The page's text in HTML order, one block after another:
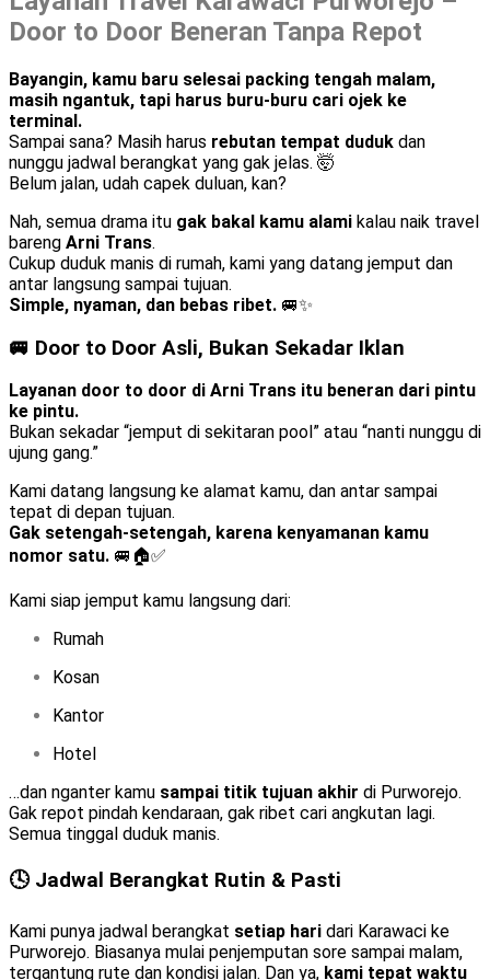
Door to Door Beneran Tanpa Repot
Bayangin, kamu baru selesai packing tengah malam,
masih ngantuk, tapi harus buru-buru cari ojek ke
terminal.
Sampai sana? Masih harus rebutan tempat duduk dan
nunggu jadwal berangkat yang gak jelas. 🤯
Belum jalan, udah capek duluan, kan?
Nah, semua drama itu gak bakal kamu alami kalau naik travel
bareng Arni Trans.
Cukup duduk manis di rumah, kami yang datang jemput dan
antar langsung sampai tujuan.
Simple, nyaman, dan bebas ribet. 🚐✨
🚐 Door to Door Asli, Bukan Sekadar Iklan
Layanan door to door di Arni Trans itu beneran dari pintu
ke pintu.
Bukan sekadar “jemput di sekitaran pool” atau “nanti nunggu di
ujung gang.”
Kami datang langsung ke alamat kamu, dan antar sampai
tepat di depan tujuan.
Gak setengah-setengah, karena kenyamanan kamu
nomor satu. 🚐🏠✅
Kami siap jemput kamu langsung dari:
Rumah
Kosan
Kantor
Hotel
…dan nganter kamu sampai titik tujuan akhir di Purworejo.
Gak repot pindah kendaraan, gak ribet cari angkutan lagi.
Semua tinggal duduk manis.
🕓 Jadwal Berangkat Rutin & Pasti
Kami punya jadwal berangkat setiap hari dari Karawaci ke
Purworejo. Biasanya mulai penjemputan sore sampai malam,
tergantung rute dan kondisi jalan. Dan ya, kami tepat waktu